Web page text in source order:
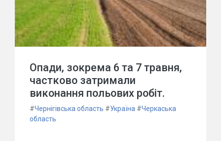
Опади, зокрема 6 та 7 травня,
частково затримали
виконання польових робіт.
#Чернігівська область #Україна #Черкаська
область